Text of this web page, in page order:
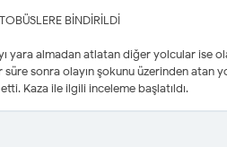
BİNDİRİLDİ
yara almadan atlatan diğer yolcular ise
sonra olayın şokunu üzerinden atan
Kaza ile ilgili inceleme başlatıldı.